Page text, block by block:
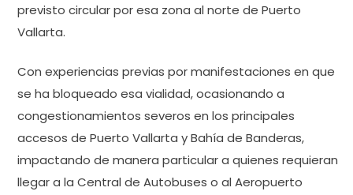
previsto circular por esa zona al norte de Puerto
Vallarta.
Con experiencias previas por manifestaciones en que
se ha bloqueado esa vialidad, ocasionando a
congestionamientos severos en los principales
accesos de Puerto Vallarta y Bahía de Banderas,
impactando de manera particular a quienes requieran
llegar a la Central de Autobuses o al Aeropuerto